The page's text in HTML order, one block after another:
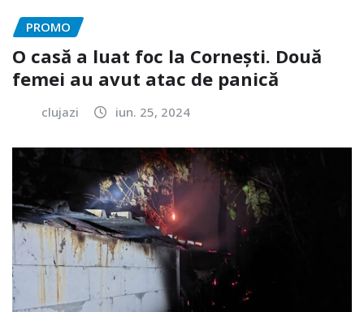
PROMO
O casă a luat foc la Cornești. Două
femei au avut atac de panică
clujazi iun. 25, 2024